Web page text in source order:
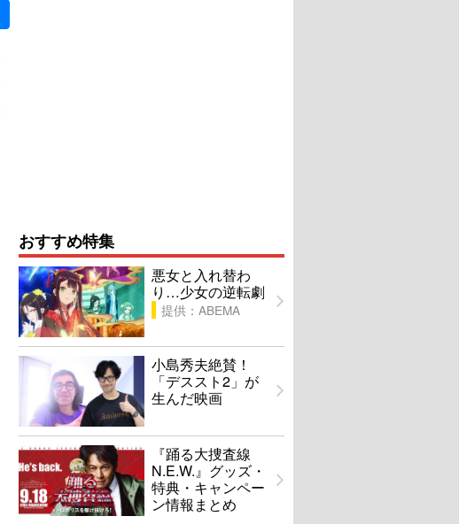
おすすめ特集
悪女と入れ替わ
り…少女の逆転劇
提供：ABEMA
小島秀夫絶賛！
「デススト2」が
生んだ映画
『踊る大捜査線
N.E.W.』グッズ・
特典・キャンペー
ン情報まとめ